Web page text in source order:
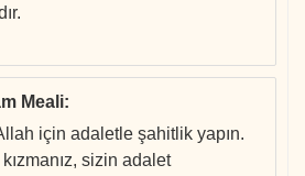
Meali:
için adaletle şahitlik yapın.
sizin adalet